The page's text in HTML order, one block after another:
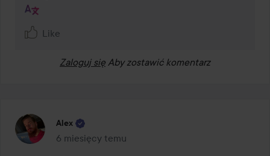
Like
Zaloguj się Aby zostawić komentarz
Alex
6 miesięcy temu
Post został utworzony 6 miesięcy temu